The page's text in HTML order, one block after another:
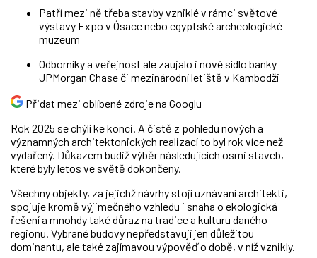
Patří mezi ně třeba stavby vzniklé v rámci světové
výstavy Expo v Ósace nebo egyptské archeologické
muzeum
Odborníky a veřejnost ale zaujalo i nové sídlo banky
JPMorgan Chase či mezinárodní letiště v Kambodži
Přidat mezi oblíbené zdroje na Googlu
Rok 2025 se chýlí ke konci. A čistě z pohledu nových a
významných architektonických realizací to byl rok více než
vydařený. Důkazem budiž výběr následujících osmi staveb,
které byly letos ve světě dokončeny.
Všechny objekty, za jejichž návrhy stojí uznávaní architekti,
spojuje kromě výjimečného vzhledu i snaha o ekologická
řešení a mnohdy také důraz na tradice a kulturu daného
regionu. Vybrané budovy nepředstavují jen důležitou
dominantu, ale také zajímavou výpověď o době, v níž vznikly.